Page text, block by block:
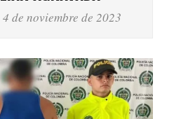
4 de noviembre de 2023